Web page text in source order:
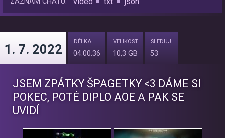
ZÁZNAM CHATU:
1. 7. 2022
DÉLKA
04:00:36
VELIKOST
10,3 GB
SLEDUJ.
53
JSEM ZPÁTKY ŠPAGETKY <3 DÁME SI
POKEC, POTÉ DIPLO AOE A PAK SE
UVIDÍ